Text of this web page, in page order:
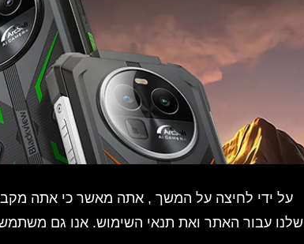
על ידי לחיצה על המשך , אתה מאשר כי אתה
שלנו עבור האתר ואת תנאי השימוש. אנו גם